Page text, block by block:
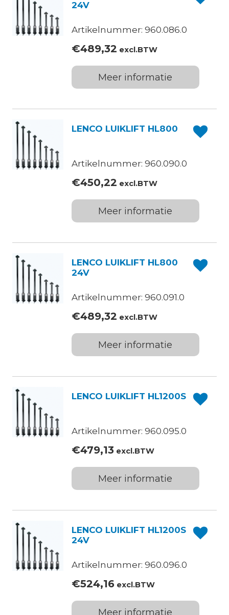
24V
Artikelnummer: 960.086.0
€489,32 excl.BTW
Meer informatie
LENCO LUIKLIFT HL800
Artikelnummer: 960.090.0
€450,22 excl.BTW
Meer informatie
LENCO LUIKLIFT HL800
24V
Artikelnummer: 960.091.0
€489,32 excl.BTW
Meer informatie
LENCO LUIKLIFT HL1200S
Artikelnummer: 960.095.0
€479,13excl.BTW
Meer informatie
LENCO LUIKLIFT HL1200S
24V
Artikelnummer: 960.096.0
€524,16excl.BTW
Meer informatie